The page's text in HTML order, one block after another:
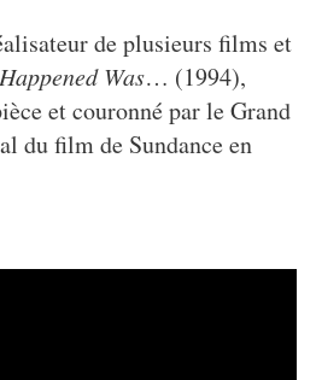
de plusieurs films et
Was… (1994),
et couronné par le Grand
du film de Sundance en